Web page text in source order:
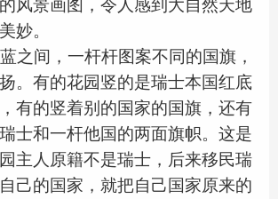
风景画图，令人感到大自然天地
妙。
之间，一杆杆图案不同的国旗，
。有的花园竖的是瑞士本国红底
有的竖着别的国家的国旗，还有
士和一杆他国的两面旗帜。这是
主人原籍不是瑞士，后来移民瑞
己的国家，就把自己国家原来的